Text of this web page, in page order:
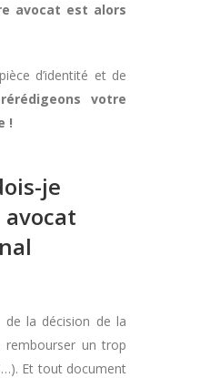
avocat est alors
d’identité et de
votre
!
je
la décision de la
rembourser un trop
Et tout document